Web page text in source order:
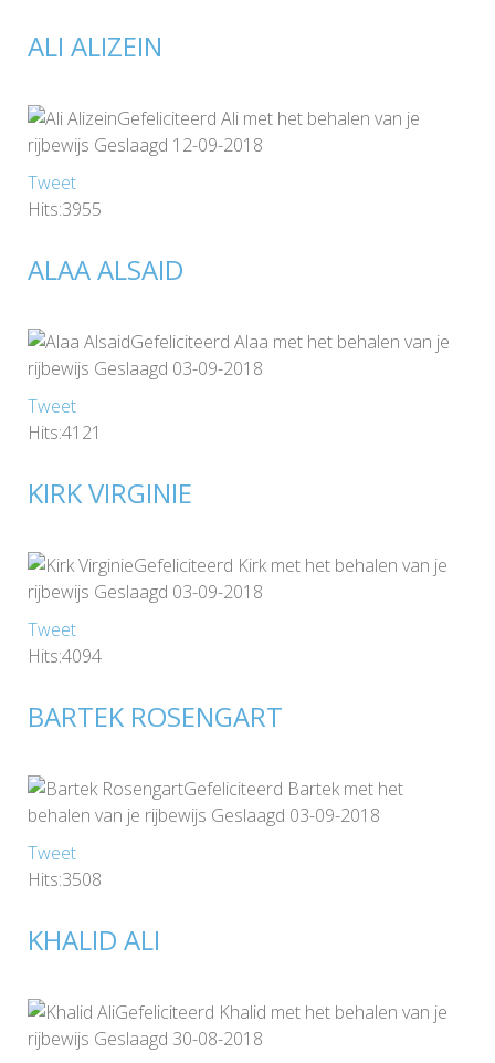
ALI ALIZEIN
Gefeliciteerd Ali met het behalen van je
rijbewijs Geslaagd 12-09-2018
Tweet
Hits:3955
ALAA ALSAID
Gefeliciteerd Alaa met het behalen van je
rijbewijs Geslaagd 03-09-2018
Tweet
Hits:4121
KIRK VIRGINIE
Gefeliciteerd Kirk met het behalen van je
rijbewijs Geslaagd 03-09-2018
Tweet
Hits:4094
BARTEK ROSENGART
Gefeliciteerd Bartek met het
behalen van je rijbewijs Geslaagd 03-09-2018
Tweet
Hits:3508
KHALID ALI
Gefeliciteerd Khalid met het behalen van je
rijbewijs Geslaagd 30-08-2018